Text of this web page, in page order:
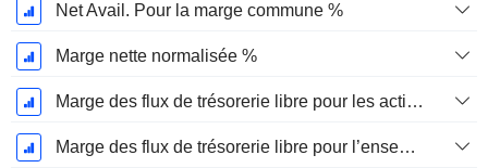
Net Avail. Pour la marge commune %
Marge nette normalisée %
Marge des flux de trésorerie libre pour les actionnaires
Marge des flux de trésorerie libre pour l’ensemble des pourvoyeurs de fonds